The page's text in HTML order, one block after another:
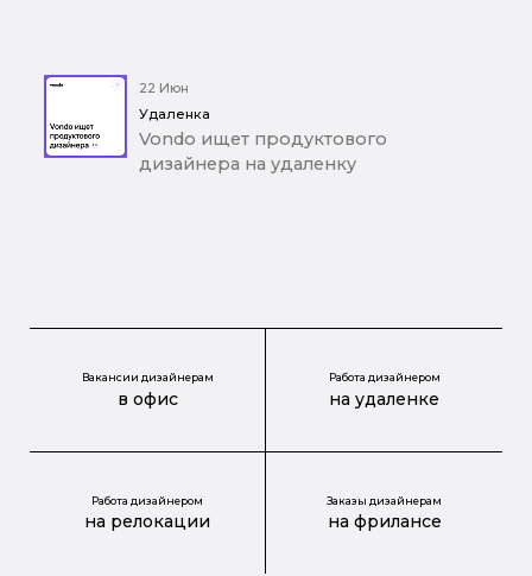
22 Июн
Удаленка
Vondo ищет продуктового
дизайнера на удаленку
Вакансии дизайнерам
в офис
Работа дизайнером
на удаленке
Работа дизайнером
на релокации
Заказы дизайнерам
на фрилансе